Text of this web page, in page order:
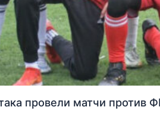
провели матчи против